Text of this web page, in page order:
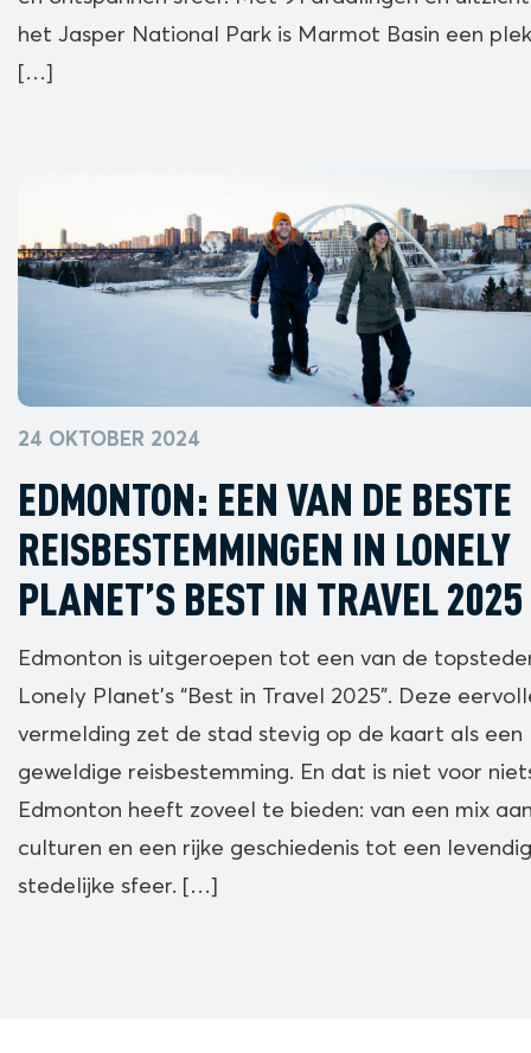
het Jasper National Park is Marmot Basin een
[…]
24 OKTOBER 2024
EDMONTON: EEN VAN DE BESTE
REISBESTEMMINGEN IN LONELY
PLANET’S BEST IN TRAVEL 2025
Edmonton is uitgeroepen tot een van de
Lonely Planet’s “Best in Travel 2025”. Deze
vermelding zet de stad stevig op de kaart als een
geweldige reisbestemming. En dat is niet voor
Edmonton heeft zoveel te bieden: van een mix
culturen en een rijke geschiedenis tot een
stedelijke sfeer. […]